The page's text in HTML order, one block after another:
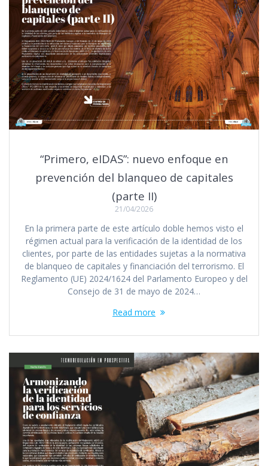
“Primero, eIDAS”: nuevo enfoque en
prevención del blanqueo de capitales
(parte II)
21/04/2026
En la primera parte de este artículo doble hemos visto el
régimen actual para la verificación de la identidad de los
clientes, por parte de las entidades sujetas a la normativa
de blanqueo de capitales y financiación del terrorismo. El
Reglamento (UE) 2024/1624 del Parlamento Europeo y del
Consejo de 31 de mayo de 2024…
Read more